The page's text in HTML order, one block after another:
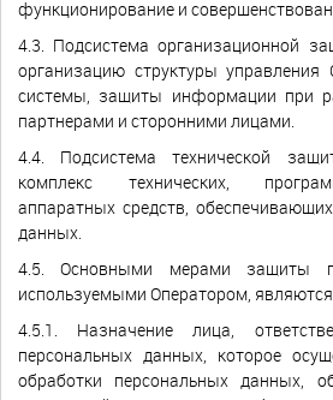
функционирование и
4.3. Подсистема организационной
организацию структуры
системы, защиты информации при
партнерами и сторонними лицами.
4.4. Подсистема технической
комплекс технических,
аппаратных средств,
данных.
4.5. Основными мерами защиты
используемыми Оператором,
4.5.1. Назначение лица,
персональных данных, которое
обработки персональных данных,